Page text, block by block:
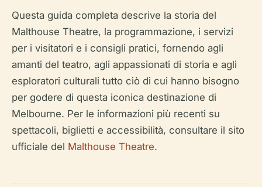
Questa guida completa descrive la storia del
Malthouse Theatre, la programmazione, i servizi
per i visitatori e i consigli pratici, fornendo agli
amanti del teatro, agli appassionati di storia e agli
esploratori culturali tutto ciò di cui hanno bisogno
per godere di questa iconica destinazione di
Melbourne. Per le informazioni più recenti su
spettacoli, biglietti e accessibilità, consultare il sito
ufficiale del Malthouse Theatre.